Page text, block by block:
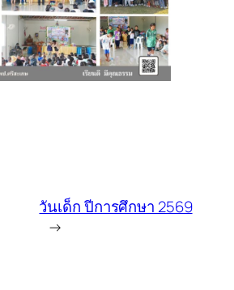
วันเด็ก ปีการศึกษา 2569
→